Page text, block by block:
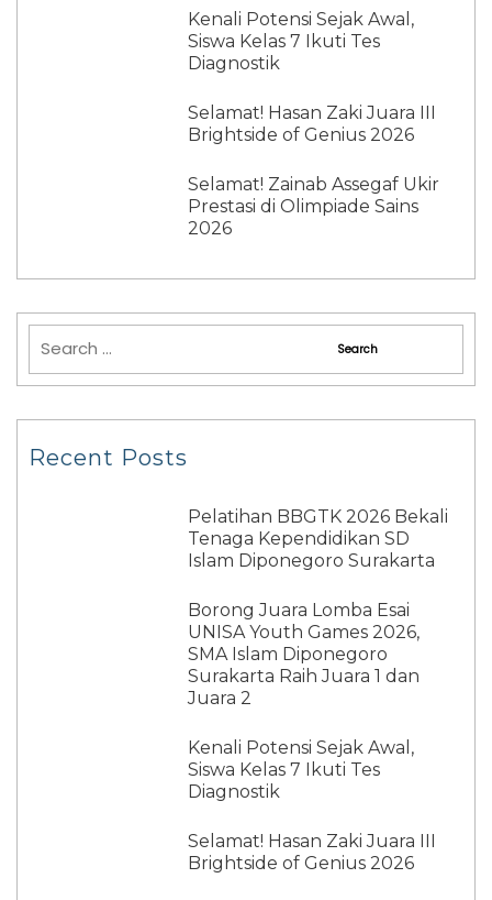
Kenali Potensi Sejak Awal,
Siswa Kelas 7 Ikuti Tes
Diagnostik
Selamat! Hasan Zaki Juara III
Brightside of Genius 2026
Selamat! Zainab Assegaf Ukir
Prestasi di Olimpiade Sains
2026
Recent Posts
Pelatihan BBGTK 2026 Bekali
Tenaga Kependidikan SD
Islam Diponegoro Surakarta
Borong Juara Lomba Esai
UNISA Youth Games 2026,
SMA Islam Diponegoro
Surakarta Raih Juara 1 dan
Juara 2
Kenali Potensi Sejak Awal,
Siswa Kelas 7 Ikuti Tes
Diagnostik
Selamat! Hasan Zaki Juara III
Brightside of Genius 2026